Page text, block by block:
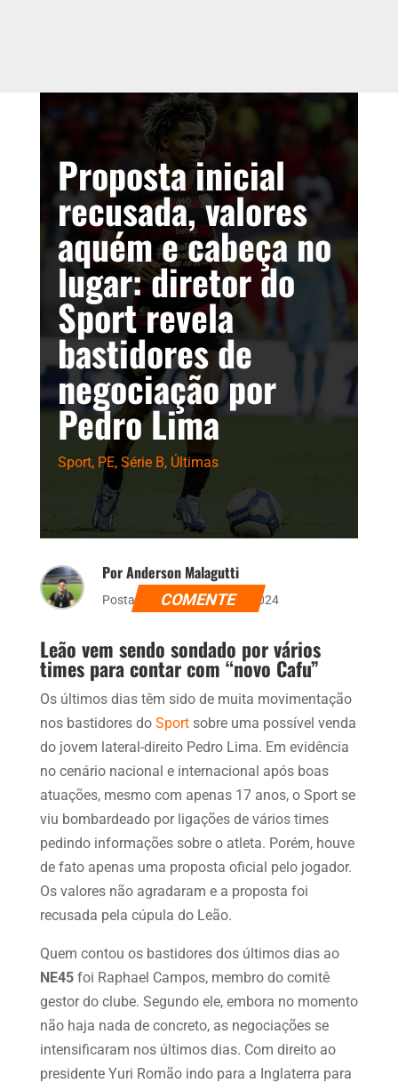
Proposta inicial
recusada, valores
aquém e cabeça no
lugar: diretor do
Sport revela
bastidores de
negociação por
Pedro Lima
Sport, PE, Série B, Últimas
Por Anderson Malagutti
Postado dia 29 de maio de 2024
COMENTE
Leão vem sendo sondado por vários
times para contar com “novo Cafu”
Os últimos dias têm sido de muita movimentação
nos bastidores do Sport sobre uma possível venda
do jovem lateral-direito Pedro Lima. Em evidência
no cenário nacional e internacional após boas
atuações, mesmo com apenas 17 anos, o Sport se
viu bombardeado por ligações de vários times
pedindo informações sobre o atleta. Porém, houve
de fato apenas uma proposta oficial pelo jogador.
Os valores não agradaram e a proposta foi
recusada pela cúpula do Leão.
Quem contou os bastidores dos últimos dias ao
NE45 foi Raphael Campos, membro do comitê
gestor do clube. Segundo ele, embora no momento
não haja nada de concreto, as negociações se
intensificaram nos últimos dias. Com direito ao
presidente Yuri Romão indo para a Inglaterra para